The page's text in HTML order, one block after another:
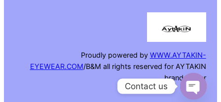
Proudly powered by WWW.AYTAKIN-
EYEWEAR.COM/B&M all rights reserved for AYTAKIN
brand owner
Contact us